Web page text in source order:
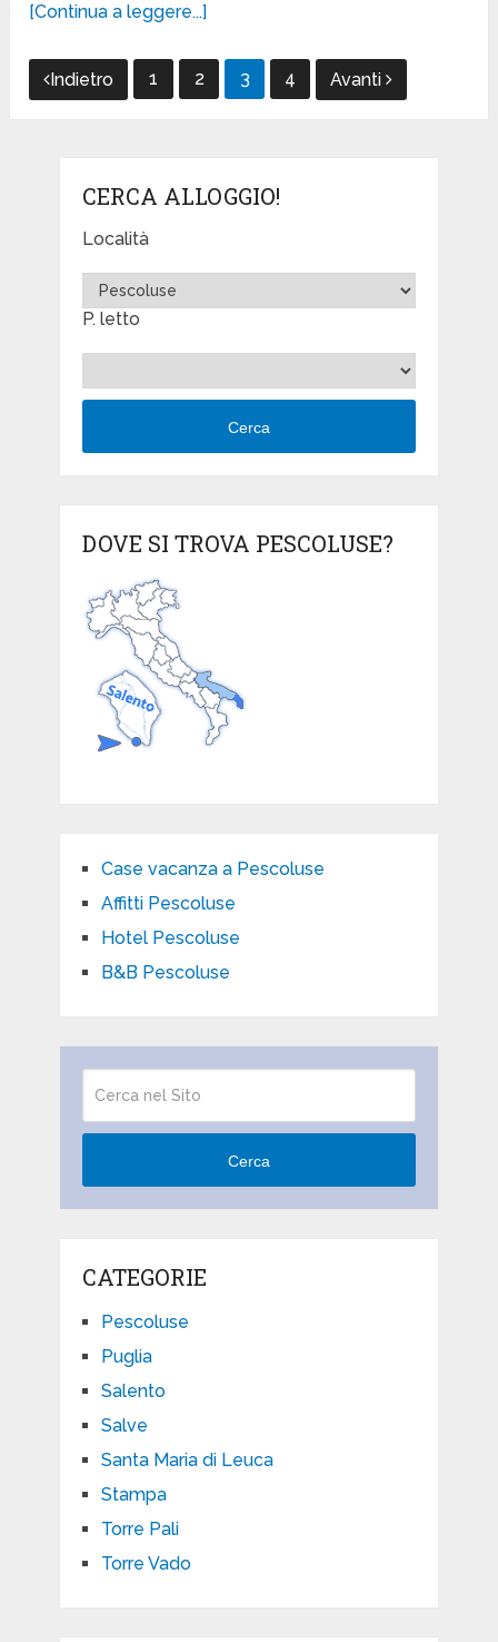
[Continua a leggere...]
Paginazione
Indietro 1 2 3 4 Avanti
CERCA ALLOGGIO!
Località
P. letto
Cerca
DOVE SI TROVA PESCOLUSE?
Case vacanza a Pescoluse
Affitti Pescoluse
Hotel Pescoluse
B&B Pescoluse
Cerca
CATEGORIE
Pescoluse
Puglia
Salento
Salve
Santa Maria di Leuca
Stampa
Torre Pali
Torre Vado